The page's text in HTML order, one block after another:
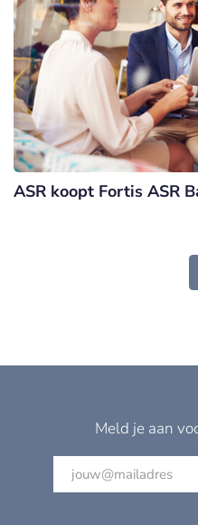
ASR koopt Fortis ASR
Meld je aan